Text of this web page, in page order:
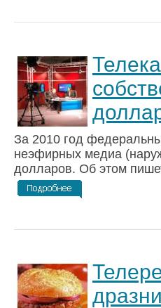
За 2010 год
неэфирных медиа
долларов. Об этом